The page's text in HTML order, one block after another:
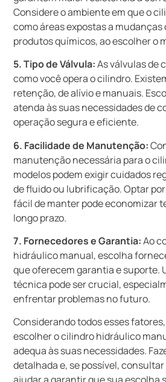
Considere o ambiente em que o
como áreas expostas a
produtos químicos, ao escolher o
5. Tipo de Válvula:As válvulas de
como você opera o cilindro.
retenção, de alívio e manuais.
atenda às suas necessidades de
operação segura e eficiente.
6. Facilidade de Manutenção:
manutenção necessária para o
modelos podem exigir cuidados
de fluido ou lubrificação. Optar
fácil de manter pode economizar
longo prazo.
7. Fornecedores e Garantia:Ao
hidráulico manual, escolha
que oferecem garantia e suporte.
técnica pode ser crucial,
enfrentar problemas no futuro.
Considerando todos esses
escolher o cilindro hidráulico
adequa às suas necessidades.
detalhada e, se possível,